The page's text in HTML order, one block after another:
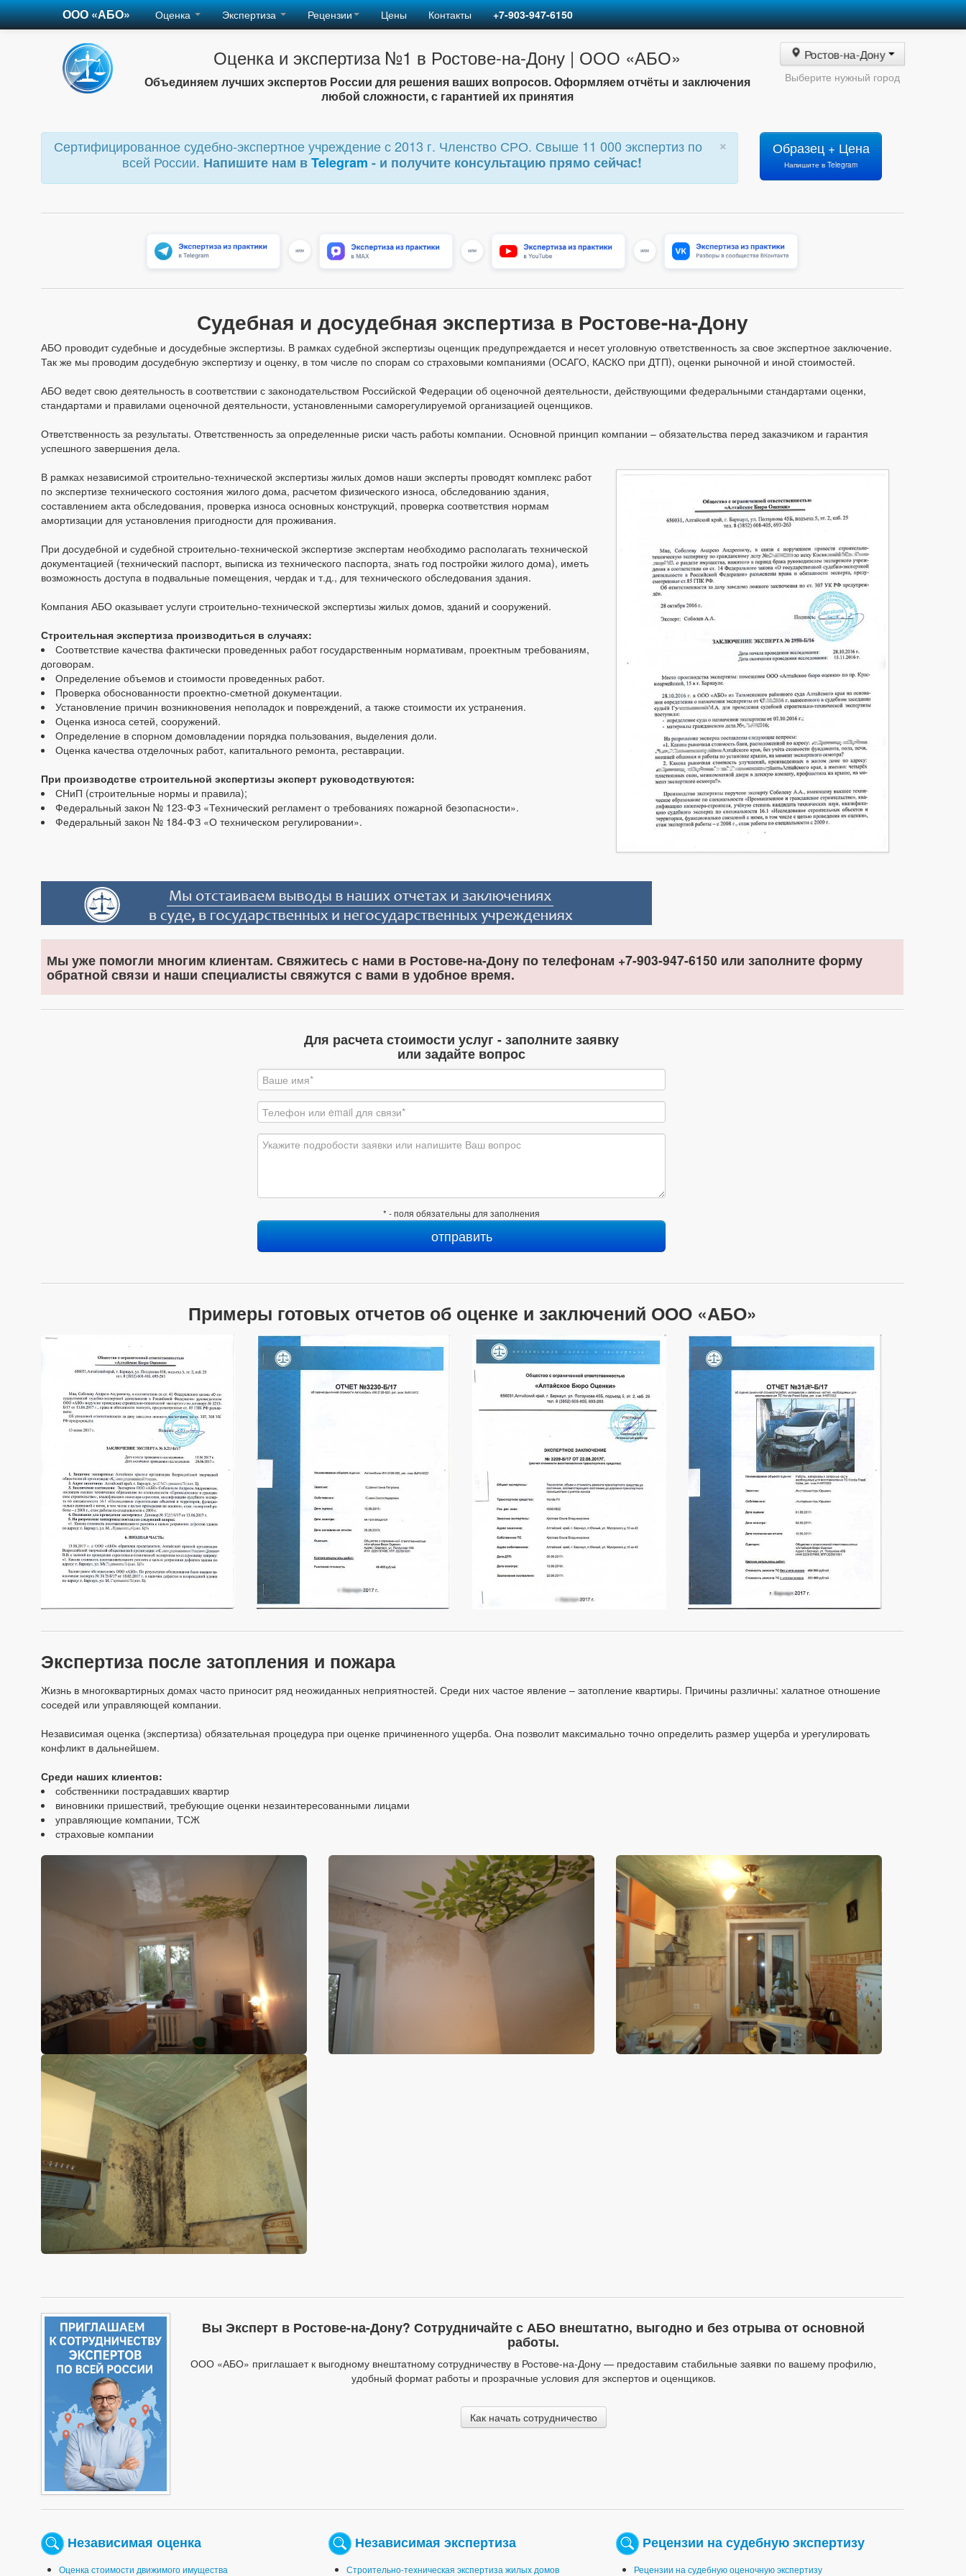
ООО «АБО» Оценка Экспертиза Рецензии Цены Контакты +7-903-947-6150
Оценка и экспертиза №1 в Ростове-на-Дону | ООО «АБО»
Объединяем лучших экспертов России для решения ваших вопросов. Оформляем отчёты и заключения
любой сложности, с гарантией их принятия
Ростов-на-Дону
Выберите нужный город
×
Сертифицированное судебно-экспертное учреждение с 2013 г. Членство СРО. Свыше 11 000 экспертиз по
всей России. Напишите нам вTelegram - и получите консультацию прямо сейчас!
Образец + Цена
Напишите в Telegram
Судебная и досудебная экспертиза в Ростове-на-Дону
АБО проводит судебные и досудебные экспертизы. В рамках судебной экспертизы оценщик предупреждается и несет уголовную ответственность за свое экспертное заключение.
Так же мы проводим досудебную экспертизу и оценку, в том числе по спорам со страховыми компаниями (ОСАГО, КАСКО при ДТП), оценки рыночной и иной стоимостей.
АБО ведет свою деятельность в соответствии с законодательством Российской Федерации об оценочной деятельности, действующими федеральными стандартами оценки,
стандартами и правилами оценочной деятельности, установленными саморегулируемой организацией оценщиков.
Ответственность за результаты. Ответственность за определенные риски часть работы компании. Основной принцип компании – обязательства перед заказчиком и гарантия
успешного завершения дела.
В рамках независимой строительно-технической экспертизы жилых домов наши эксперты проводят комплекс работ
по экспертизе технического состояния жилого дома, расчетом физического износа, обследованию здания,
составлением акта обследования, проверка износа основных конструкций, проверка соответствия нормам
амортизации для установления пригодности для проживания.
При досудебной и судебной строительно-технической экспертизе экспертам необходимо располагать технической
документацией (технический паспорт, выписка из технического паспорта, знать год постройки жилого дома), иметь
возможность доступа в подвальные помещения, чердак и т.д., для технического обследования здания.
Компания АБО оказывает услуги строительно-технической экспертизы жилых домов, зданий и сооружений.
Строительная экспертиза производиться в случаях:
Соответствие качества фактически проведенных работ государственным нормативам, проектным требованиям,
договорам.
Определение объемов и стоимости проведенных работ.
Проверка обоснованности проектно-сметной документации.
Установление причин возникновения неполадок и повреждений, а также стоимости их устранения.
Оценка износа сетей, сооружений.
Определение в спорном домовладении порядка пользования, выделения доли.
Оценка качества отделочных работ, капитального ремонта, реставрации.
При производстве строительной экспертизы эксперт руководствуются:
СНиП (строительные нормы и правила);
Федеральный закон № 123-ФЗ «Технический регламент о требованиях пожарной безопасности».
Федеральный закон № 184-ФЗ «О техническом регулировании».
Мы уже помогли многим клиентам. Свяжитесь с нами в Ростове-на-Дону по телефонам +7-903-947-6150 или заполните форму
обратной связи и наши специалисты свяжутся с вами в удобное время.
Для расчета стоимости услуг - заполните заявку
или задайте вопрос
* - поля обязательны для заполнения
Примеры готовых отчетов об оценке и заключений ООО «АБО»
Экспертиза после затопления и пожара
Жизнь в многоквартирных домах часто приносит ряд неожиданных неприятностей. Среди них частое явление – затопление квартиры. Причины различны: халатное отношение
соседей или управляющей компании.
Независимая оценка (экспертиза) обязательная процедура при оценке причиненного ущерба. Она позволит максимально точно определить размер ущерба и урегулировать
конфликт в дальнейшем.
Среди наших клиентов:
собственники пострадавших квартир
виновники пришествий, требующие оценки незаинтересованными лицами
управляющие компании, ТСЖ
страховые компании
Вы Эксперт в Ростове-на-Дону? Сотрудничайте с АБО внештатно, выгодно и без отрыва от основной
работы.
ООО «АБО» приглашает к выгодному внештатному сотрудничеству в Ростове-на-Дону — предоставим стабильные заявки по вашему профилю,
удобный формат работы и прозрачные условия для экспертов и оценщиков.
Как начать сотрудничество
Независимая оценка
Оценка стоимости движимого имущества
Независимая экспертиза
Строительно-техническая экспертиза жилых домов
Рецензии на судебную экспертизу
Рецензии на судебную оценочную экспертизу